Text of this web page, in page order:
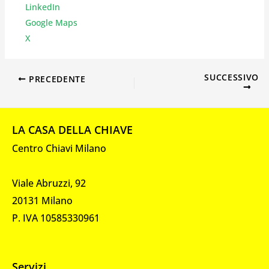
LinkedIn
Google Maps
X
PRECEDENTE SUCCESSIVO
LA CASA DELLA CHIAVE
Centro Chiavi Milano
Viale Abruzzi, 92
20131 Milano
P. IVA 10585330961